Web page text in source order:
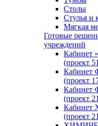
Столы
Стулья и
Мягкая
Готовые
учреждений
Кабинет
(проект
Кабинет
(проект
Кабинет
(проект
Кабинет
(проект